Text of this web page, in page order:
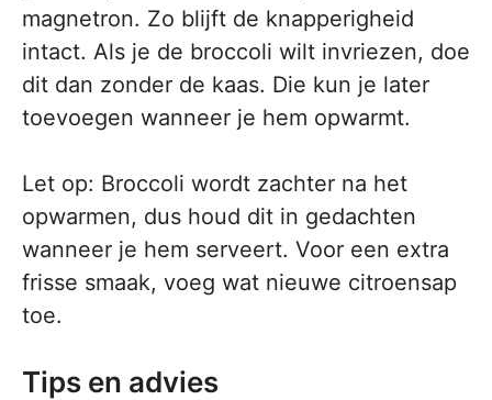
magnetron. Zo blijft de knapperigheid
intact. Als je de broccoli wilt invriezen, doe
dit dan zonder de kaas. Die kun je later
toevoegen wanneer je hem opwarmt.
Let op: Broccoli wordt zachter na het
opwarmen, dus houd dit in gedachten
wanneer je hem serveert. Voor een extra
frisse smaak, voeg wat nieuwe citroensap
toe.
Tips en advies